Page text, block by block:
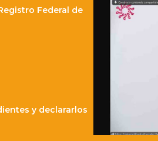
Federal de
y declararlos